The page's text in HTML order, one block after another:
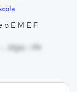
o E M E F
Vigia - PA